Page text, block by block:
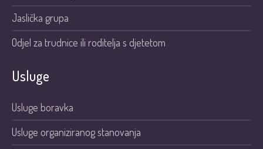
Jaslička grupa
Odjel za trudnice ili roditelja s djetetom
Usluge
Usluge boravka
Usluge organiziranog stanovanja